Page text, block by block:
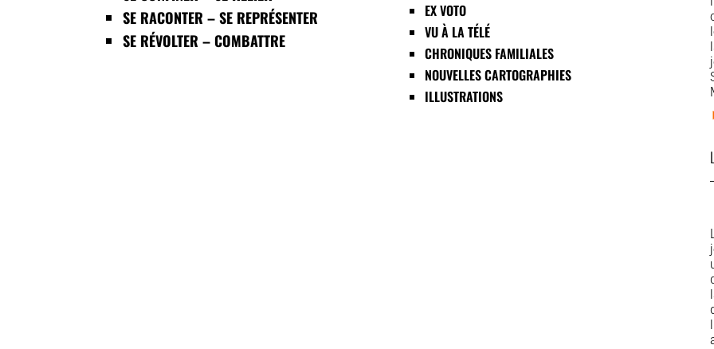
SE RACONTER – SE REPRÉSENTER
SE RÉVOLTER – COMBATTRE
EX VOTO
VU À LA TÉLÉ
CHRONIQUES FAMILIALES
NOUVELLES CARTOGRAPHIES
ILLUSTRATIONS